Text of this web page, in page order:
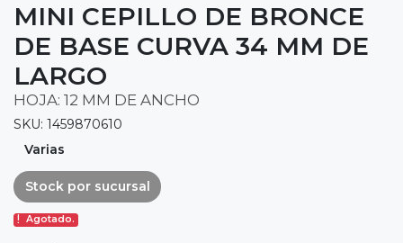
MINI CEPILLO DE BRONCE
DE BASE CURVA 34 MM DE
LARGO
HOJA: 12 MM DE ANCHO
SKU: 1459870610
Varias
Stock por sucursal
Agotado.